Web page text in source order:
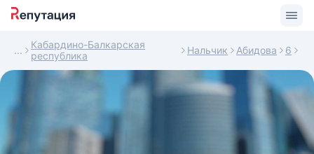
Кабардино-Балкарская
республика
Нальчик Абидова 6